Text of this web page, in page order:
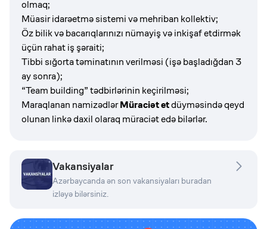
olmaq;
Müasir idarəetmə sistemi və mehriban kollektiv;
Öz bilik və bacarıqlarınızı nümayiş və inkişaf etdirmək
üçün rahat iş şəraiti;
Tibbi sığorta təminatının verilməsi (işə başladığdan 3
ay sonra);
“Team building” tədbirlərinin keçirilməsi;
Maraqlanan namizədlərMüraciət etdüyməsində qeyd
olunan linkə daxil olaraq müraciət edə bilərlər.
Vakansiyalar
Azərbaycanda ən son vakansiyaları buradan
izləyə bilərsiniz.